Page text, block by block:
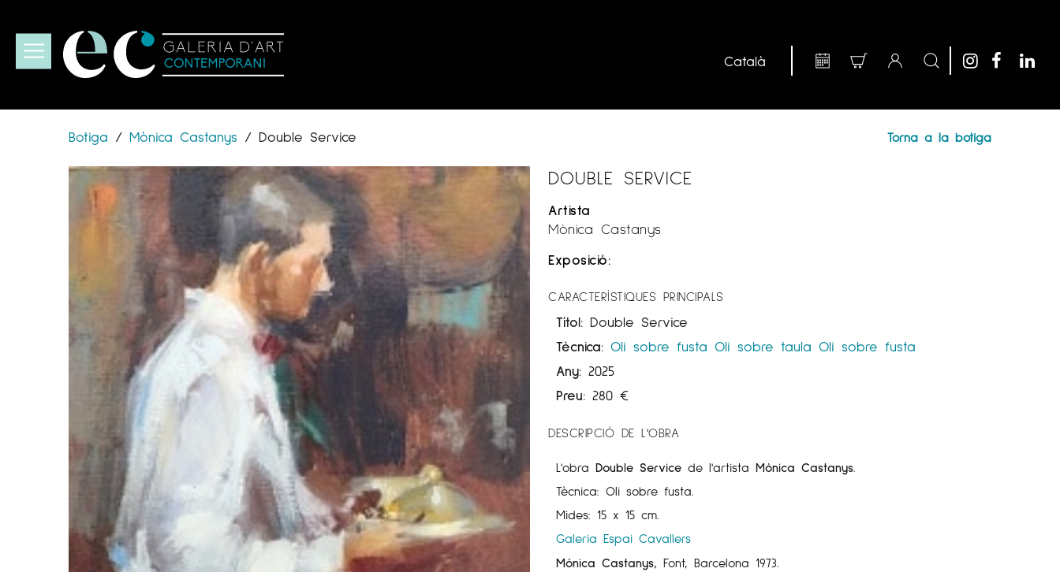
Botiga / Mònica Castanys / Double Service Torna a la botiga
DOUBLE SERVICE
Artista
Mònica Castanys
Exposició:
CARACTERÍSTIQUES PRINCIPALS
Títol: Double Service
Tècnica: Oli sobre fusta Oli sobre taula Oli sobre fusta
Any: 2025
Preu: 280€
DESCRIPCIÓ DE L'OBRA
L'obraDouble Servicede l'artistaMònica Castanys.
Tècnica: Oli sobre fusta.
Mides: 15 x 15 cm.
Galeria Espai Cavallers
Mònica Castanys, Font, Barcelona 1973.